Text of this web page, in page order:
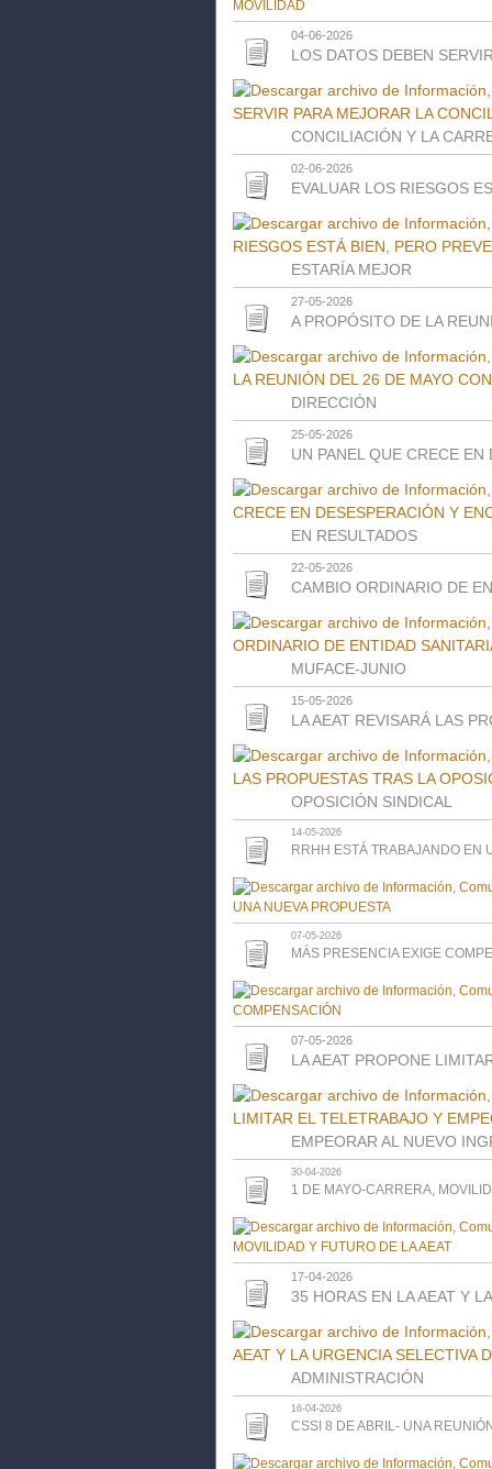
04-06-2026
LOS DATOS DEBEN
CONCILIACIÓN Y LA
02-06-2026
EVALUAR LOS RIESGOS
ESTARÍA MEJOR
27-05-2026
A PROPÓSITO DE LA
DIRECCIÓN
25-05-2026
UN PANEL QUE CRECE
EN RESULTADOS
22-05-2026
CAMBIO ORDINARIO DE
MUFACE-JUNIO
15-05-2026
LA AEAT REVISARÁ LAS
OPOSICIÓN SINDICAL
14-05-2026
RRHH ESTÁ TRABAJANDO EN
07-05-2026
MÁS PRESENCIA EXIGE
07-05-2026
LA AEAT PROPONE
EMPEORAR AL NUEVO
30-04-2026
1 DE MAYO-CARRERA,
17-04-2026
35 HORAS EN LA AEAT Y
ADMINISTRACIÓN
16-04-2026
CSSI 8 DE ABRIL- UNA